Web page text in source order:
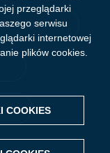
przeglądarki
serwisu
internetowej
plików cookies.
COOKIES